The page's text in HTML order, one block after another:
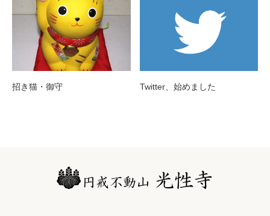
招き猫・御守 Twitter、始めました